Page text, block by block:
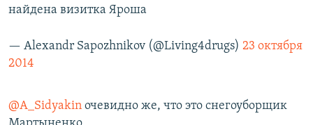
найдена визитка Яроша
— Alexandr Sapozhnikov (@Living4drugs) 23 октября
2014
@A_Sidyakin очевидно же, что это снегоуборщик